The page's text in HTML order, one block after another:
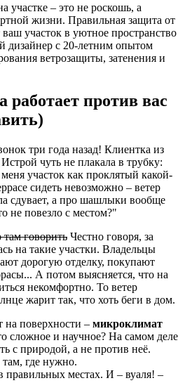
участке – это не роскошь, а
жизни. Правильная защита от
участок в уютное пространство
дизайнер с 20-летним опытом
ветрозащиты, затенения и
работает против вас
три года назад! Клиентка из
чуть не плакала в трубку:
участок как проклятый какой-
сидеть невозможно – ветер
сдувает, а про шашлыки вообще
не повезло с местом?"
там говорить Честно говоря, за
на такие участки. Владельцы
дорогую отделку, покупают
А потом выясняется, что на
некомфортно. То ветер
жарит так, что хоть беги в дом.
поверхности – микроклимат
сложное и научное? На самом деле
с природой, а не против неё.
там, где нужно.
правильных местах. И – вуаля! –